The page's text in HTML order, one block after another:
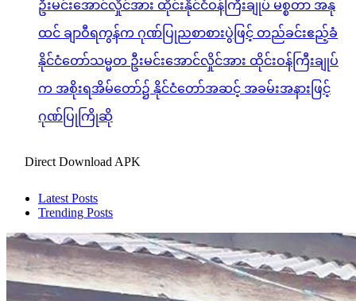
ဦးမင်းအောင်လှိုင်အား ထိုင်းနိုင်ငံဝန်ကြီးချုပ် မစ္စတာ အနု
ထင် ချာဝီရကွန်က ဂုဏ်ပြုညစာစားပွဲဖြင့် တည်ခင်းဧည့်ခံ
နိုင်ငံတော်သမ္မတ ဦးမင်းအောင်လှိုင်အား ထိုင်းဝန်ကြီးချုပ်
က အစိုးရအိမ်တော်၌ နိုင်ငံတော်အဆင့် အခမ်းအနားဖြင့်
ဂုဏ်ပြုကြိုဆို
Direct Download APK
Latest Posts
Trending Posts